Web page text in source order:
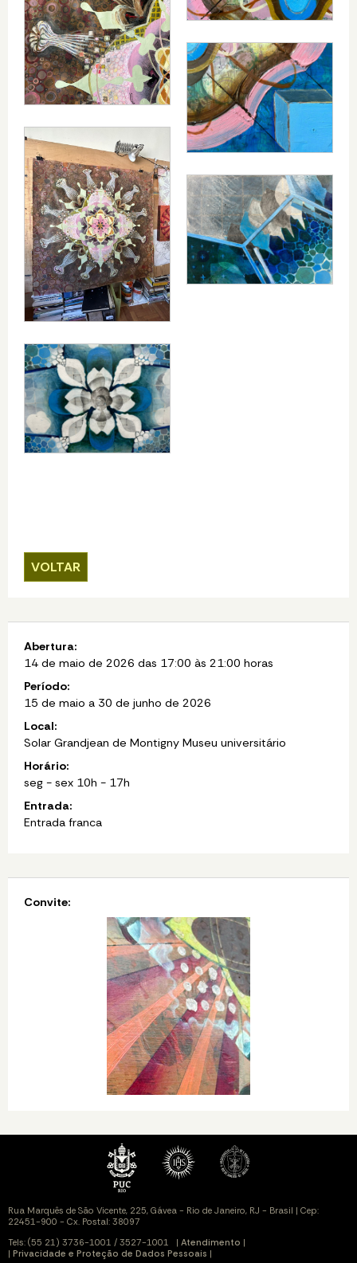
VOLTAR
Abertura:
14 de maio de 2026 das 17:00 às 21:00 horas
Período:
15 de maio a 30 de junho de 2026
Local:
Solar Grandjean de Montigny Museu universitário
Horário:
seg - sex 10h - 17h
Entrada:
Entrada franca
Convite: